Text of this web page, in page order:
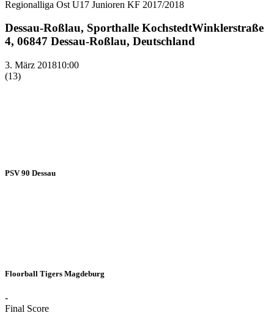
Regionalliga Ost U17 Junioren KF 2017/2018
Dessau-Roßlau, Sporthalle KochstedtWinklerstraße
4, 06847 Dessau-Roßlau, Deutschland
3. März 201810:00
(13)
PSV 90 Dessau
Floorball Tigers Magdeburg
-
Final Score